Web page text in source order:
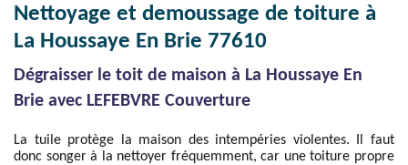
Nettoyage et demoussage de toiture à
La Houssaye En Brie 77610
Dégraisser le toit de maison à La Houssaye En
Brie avec LEFEBVRE Couverture
La tuile protège la maison des intempéries violentes. Il faut
donc songer à la nettoyer fréquemment, car une toiture propre